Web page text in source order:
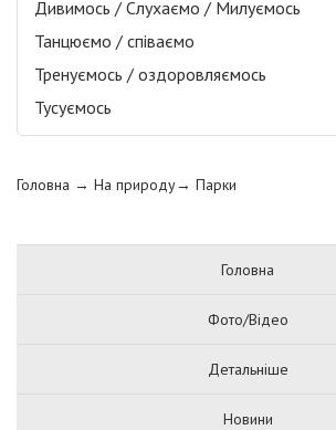
Дивимось / Слухаємо / Милуємось
Танцюємо / співаємо
Тренуємось / оздоровляємось
Тусуємось
Головна → На природу→ Парки
Головна
Фото/Відео
Детальніше
Новини